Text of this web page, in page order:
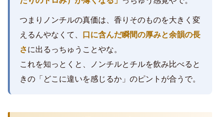
つまりノンチルの真価は、香りそのものを大きく変
えるんやなくて、
口に含んだ瞬間の厚みと余韻の長
さに出るっちゅうことやな。
これを知っとくと、ノンチルとチルを飲み比べると
きの「どこに違いを感じるか」のピントが合うで。